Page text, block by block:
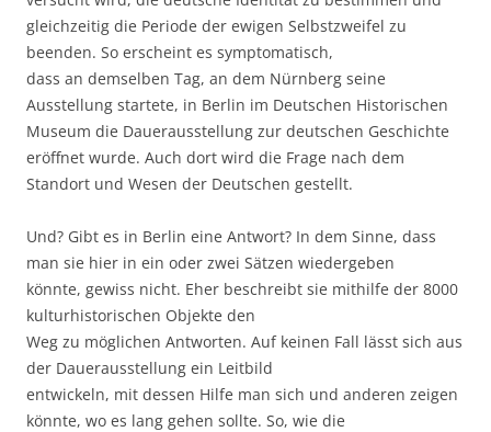
gleichzeitig die Periode der ewigen Selbstzweifel zu
beenden. So erscheint es symptomatisch,
dass an demselben Tag, an dem Nürnberg seine
Ausstellung startete, in Berlin im Deutschen Historischen
Museum die Dauerausstellung zur deutschen Geschichte
eröffnet wurde. Auch dort wird die Frage nach dem
Standort und Wesen der Deutschen gestellt.
Und? Gibt es in Berlin eine Antwort? In dem Sinne, dass
man sie hier in ein oder zwei Sätzen wiedergeben
könnte, gewiss nicht. Eher beschreibt sie mithilfe der 8000
kulturhistorischen Objekte den
Weg zu möglichen Antworten. Auf keinen Fall lässt sich aus
der Dauerausstellung ein Leitbild
entwickeln, mit dessen Hilfe man sich und anderen zeigen
könnte, wo es lang gehen sollte. So, wie die